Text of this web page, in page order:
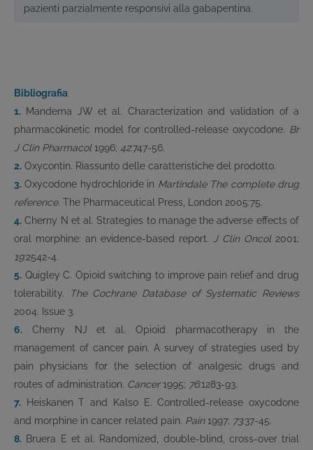
pazienti parzialmente responsivi alla gabapentina.
Bibliografia
1. Mandema JW et al. Characterization and validation of a
pharmacokinetic model for controlled-release oxycodone. Br
J Clin Pharmacol1996; 42:747-56.
2. Oxycontin. Riassunto delle caratteristiche del prodotto.
3. Oxycodone hydrochloride in Martindale The complete drug
reference. The Pharmaceutical Press, London 2005:75.
4. Cherny N et al. Strategies to manage the adverse effects of
oral morphine: an evidence-based report.
J Clin Oncol2001;
19:2542-4.
5. Quigley C. Opioid switching to improve pain relief and drug
tolerability.
The Cochrane Database of Systematic Reviews
2004. Issue 3.
6. Cherny NJ et al. Opioid pharmacotherapy in the
management of cancer pain. A survey of strategies used by
pain physicians for the selection of analgesic drugs and
routes of administration. Cancer1995; 76:1283-93.
7. Heiskanen T and Kalso E. Controlled-release oxycodone
and morphine in cancer related pain. Pain1997; 73:37-45.
8. Bruera E et al. Randomized, double-blind, cross-over trial